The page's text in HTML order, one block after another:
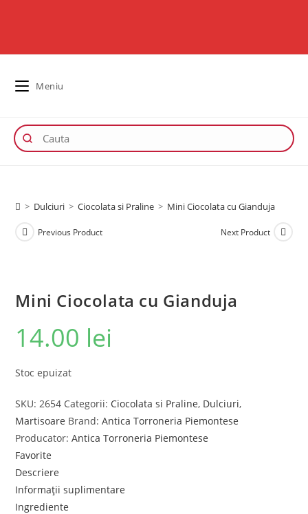
Meniu
> Dulciuri > Ciocolata si Praline > Mini Ciocolata cu Gianduja
Previous Product Next Product
Mini Ciocolata cu Gianduja
14.00 lei
Stoc epuizat
SKU: 2654 Categorii: Ciocolata si Praline, Dulciuri,
Martisoare Brand:Antica Torroneria Piemontese
Producator:Antica Torroneria Piemontese
Favorite
Descriere
Informații suplimentare
Ingrediente